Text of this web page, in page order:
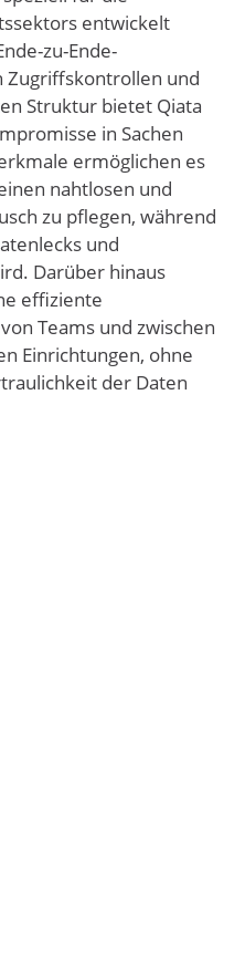
entwickelt
zu-Ende-
Zugriffskontrollen und
Struktur bietet Qiata
in Sachen
ermöglichen es
nahtlosen und
zu pflegen, während
und
Darüber hinaus
effiziente
Teams und zwischen
Einrichtungen, ohne
der Daten